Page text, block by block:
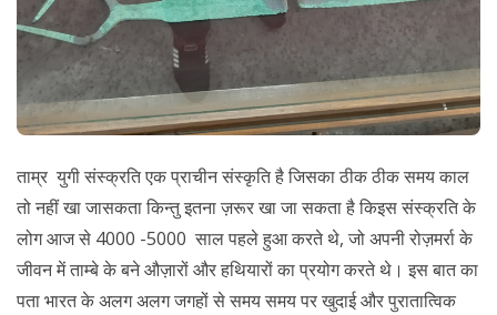
ताम्र युगी संस्क्रति एक प्राचीन संस्कृति है जिसका ठीक ठीक समय काल
तो नहीं खा जासकता किन्तु इतना ज़रूर खा जा सकता है किइस संस्क्रति के
लोग आज से 4000 -5000 साल पहले हुआ करते थे, जो अपनी रोज़मर्रा के
जीवन में ताम्बे के बने औज़ारों और हथियारों का प्रयोग करते थे। इस बात का
पता भारत के अलग अलग जगहों से समय समय पर खुदाई और पुरातात्विक